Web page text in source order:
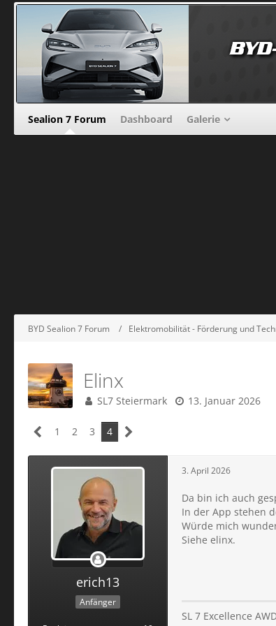
Sealion 7 Forum Dashboard Galerie
BYD Sealion 7 Forum Elektromobilität - Förderung und
Elinx
SL7 Steiermark 13. Januar 2026
1 2 3 4
erich13
Anfänger
3. April 2026
Da bin ich auch
In der App stehen
Würde mich
Siehe elinx.
SL 7 Excellence